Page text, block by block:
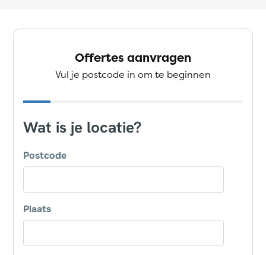
Offertes aanvragen
Vul je postcode in om te beginnen